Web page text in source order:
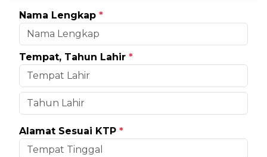
Nama Lengkap *
Tempat, Tahun Lahir *
Alamat Sesuai KTP *